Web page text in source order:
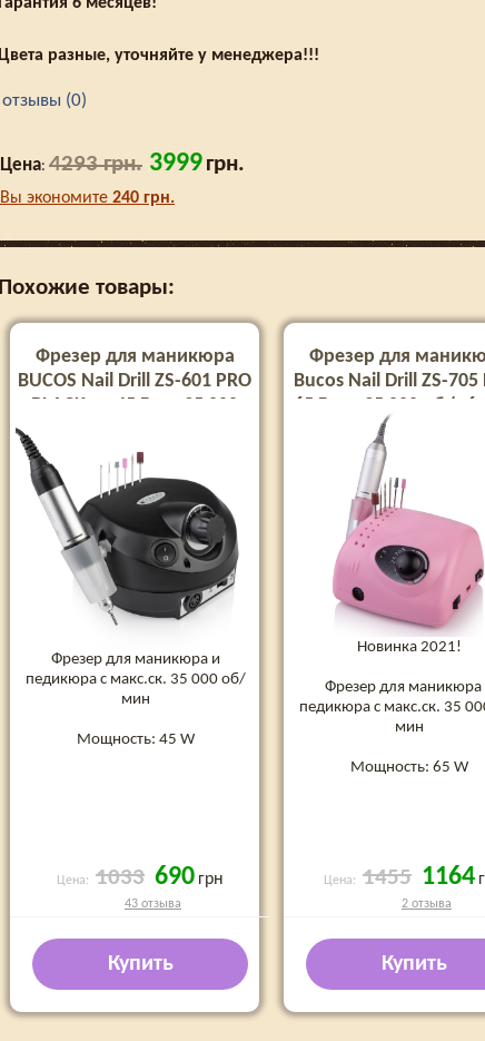
Цвета разные, уточняйте у менеджера!!!
отзывы (0)
Цена: 4293 грн. 3999грн.
Вы экономите 240 грн.
Похожие товары:
Фрезер для маникюра
BUCOS Nail Drill ZS-601 PRO
BLACK на 45 Вт. и 35 000
Фрезер для маникюра и
педикюра с макс.ск. 35 000 об/
мин
Мощность: 45 W
Цена: 1033 690 грн
43 отзыва
Купить
Фрезер для
Bucos Nail Drill ZS-705
65 Ватт, 35 000 об (+6
в подарок)
Новинка 2021!
Фрезер для маникюра
педикюра с макс.ск. 35
мин
Мощность: 65 W
Цена: 1455 1164
2 отзыва
Купить